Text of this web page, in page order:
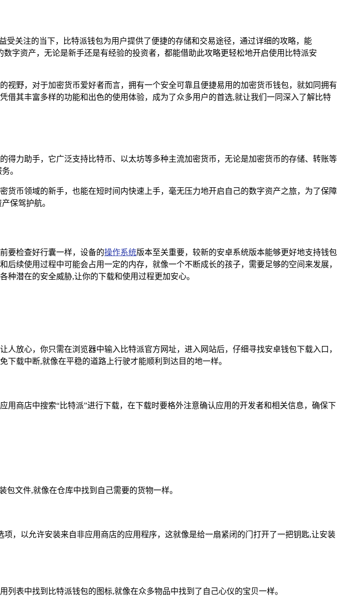
关注的当下，比特派钱包为用户提供了便捷的存储和交易途径，通过详细的攻略，能
字资产，无论是新手还是有经验的投资者，都能借助此攻略更轻松地开启使用比特派安
野，对于加密货币爱好者而言，拥有一个安全可靠且便捷易用的加密货币钱包，就如同拥有
借其丰富多样的功能和出色的使用体验，成为了众多用户的首选,就让我们一同深入了解比特
力助手，它广泛支持比特币、以太坊等多种主流加密货币，无论是加密货币的存储、转账等
。
币领域的新手，也能在短时间内快速上手，毫无压力地开启自己的数字资产之旅，为了保障
保驾护航。
要检查好行囊一样，设备的操作系统版本至关重要，较新的安卓系统版本能够更好地支持钱包
续使用过程中可能会占用一定的内存，就像一个不断成长的孩子，需要足够的空间来发展，
潜在的安全威胁,让你的下载和使用过程更加安心。
放心，你只需在浏览器中输入比特派官方网址，进入网站后，仔细寻找安卓钱包下载入口，
载中断,就像在平稳的道路上行驶才能顺利到达目的地一样。
商店中搜索“比特派”进行下载，在下载时要格外注意确认应用的开发者和相关信息，确保下
文件,就像在仓库中找到自己需要的货物一样。
，以允许安装来自非应用商店的应用程序，这就像是给一扇紧闭的门打开了一把钥匙,让安装
表中找到比特派钱包的图标,就像在众多物品中找到了自己心仪的宝贝一样。